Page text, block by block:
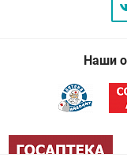
Наши